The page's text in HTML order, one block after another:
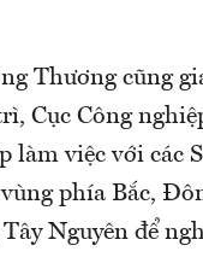
Thương cũng
Cục Công
làm việc với các
phía Bắc,
Nguyên để